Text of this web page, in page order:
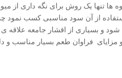
ها تنها یک روش برای نگه داری از
از آن سود مناسبی کسب نمود
و بسیاری از اقشار جامعه علاقه
و مزایای فراوان طعم بسیار مناسب و